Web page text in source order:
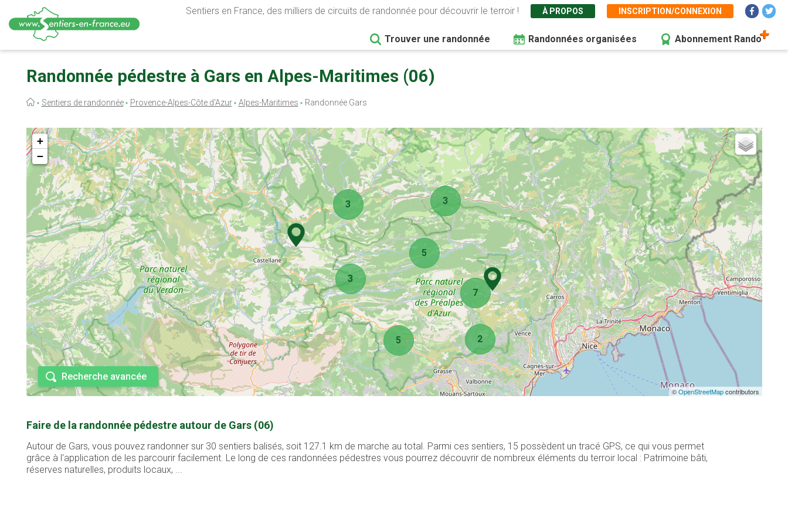
contenu
Sentiers en France, des milliers de circuits de randonnée pour découvrir le terroir ! À PROPOS INSCRIPTION/CONNEXION
Trouver une randonnée Randonnées organisées Abonnement Rando
Randonnée pédestre à Gars en Alpes-Maritimes (06)
Fil
Sentiers de randonnée Provence-Alpes-Côte d'Azur Alpes-Maritimes Randonnée Gars
2
3 3
3
5
7
5
+
−
©OpenStreetMapcontributors
Recherche avancée
Faire de la randonnée pédestre autour de Gars (06)
Autour de Gars, vous pouvez randonner sur 30 sentiers balisés, soit 127.1 km de marche au total. Parmi ces sentiers, 15 possèdent un tracé GPS, ce qui vous permet
grâce à l'application de les parcourir facilement. Le long de ces randonnées pédestres vous pourrez découvrir de nombreux éléments du terroir local : Patrimoine bâti,
réserves naturelles, produits locaux, ...